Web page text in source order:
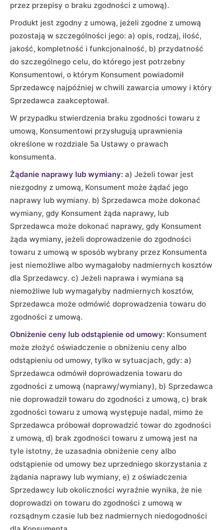
przez przepisy o braku zgodności z umową).
Produkt jest zgodny z umową, jeżeli zgodne z umową
pozostają w szczególności jego: a) opis, rodzaj, ilość,
jakość, kompletność i funkcjonalność, b) przydatność
do szczególnego celu, do którego jest potrzebny
Konsumentowi, o którym Konsument powiadomił
Sprzedawcę najpóźniej w chwili zawarcia umowy i który
Sprzedawca zaakceptował.
W przypadku stwierdzenia braku zgodności towaru z
umową, Konsumentowi przysługują uprawnienia
określone w rozdziale 5a Ustawy o prawach
konsumenta.
Żądanie naprawy lub wymiany: a) Jeżeli towar jest
niezgodny z umową, Konsument może żądać jego
naprawy lub wymiany. b) Sprzedawca może dokonać
wymiany, gdy Konsument żąda naprawy, lub
Sprzedawca może dokonać naprawy, gdy Konsument
żąda wymiany, jeżeli doprowadzenie do zgodności
towaru z umową w sposób wybrany przez Konsumenta
jest niemożliwe albo wymagałoby nadmiernych kosztów
dla Sprzedawcy. c) Jeżeli naprawa i wymiana są
niemożliwe lub wymagałyby nadmiernych kosztów,
Sprzedawca może odmówić doprowadzenia towaru do
zgodności z umową.
Obniżenie ceny lub odstąpienie od umowy: Konsument
może złożyć oświadczenie o obniżeniu ceny albo
odstąpieniu od umowy, tylko w sytuacjach, gdy: a)
Sprzedawca odmówił doprowadzenia towaru do
zgodności z umową (naprawy/wymiany), b) Sprzedawca
nie doprowadził towaru do zgodności z umową, c) brak
zgodności towaru z umową występuje nadal, mimo że
Sprzedawca próbował doprowadzić towar do zgodności
z umową, d) brak zgodności towaru z umową jest na
tyle istotny, że uzasadnia obniżenie ceny albo
odstąpienie od umowy bez uprzedniego skorzystania z
żądania naprawy lub wymiany, e) z oświadczenia
Sprzedawcy lub okoliczności wyraźnie wynika, że nie
doprowadzi on towaru do zgodności z umową w
rozsądnym czasie lub bez nadmiernych niedogodności